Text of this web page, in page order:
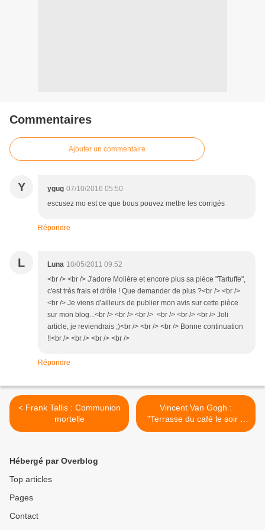
Commentaires
Ajouter un commentaire
Y ygug 07/10/2016 05:50
escusez mo est ce que bous pouvez mettre les corrigés
Répondre
L Luna 10/05/2011 09:52
<br /> <br /> J'adore Molière et encore plus sa pièce "Tartuffe",
c'est très frais et drôle ! Que demander de plus ?<br /> <br />
<br /> Je viens d'ailleurs de publier mon avis sur cette pièce
sur mon blog...<br /> <br /> <br /> <br /> <br /> <br /> Joli
article, je reviendrais ;)<br /> <br /> <br /> Bonne continuation
!!<br /> <br /> <br /> <br />
Répondre
< Frank Tallis : Communion
mortelle
Vincent Van Gogh :
"Terrasse du café le soir à
Arles" >
Hébergé par Overblog
Top articles
Pages
Contact